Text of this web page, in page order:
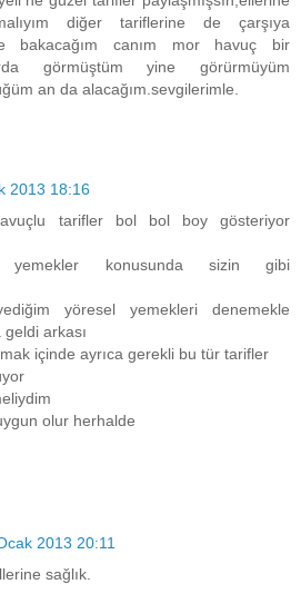
diğer tariflerine de çarşıya
bakacağım canım mor havuç bir
görmüştüm yine görürmüyüm
an da alacağım.sevgilerimle.
2013 18:16
tarifler bol bol boy gösteriyor
yemekler konusunda sizin gibi
yöresel yemekleri denemekle
arkası
içinde ayrıca gerekli bu tür tarifler
olur herhalde
2013 20:11
sağlık.